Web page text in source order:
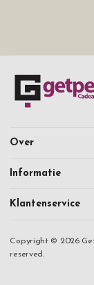
Over
Informatie
Klantenservice
Copyright © 2026
reserved.